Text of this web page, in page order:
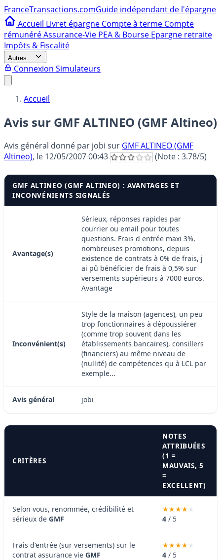
FranceTransactions.comGuide indépendant de l'épargne
Accueil Livret épargne Compte à terme Compte
rémunéréAssurance-Vie PEA & Bourse Epargne retraite
Impôts & Fiscalité
Autres...
Connexion Simulateurs
Accueil
Avis sur GMF ALTINEO (GMF Altineo)
Avis général donné par jobi sur GMF ALTINEO (GMF
Altineo), le 12/05/2007 00:43 (Note : 3.78/5)
GMF ALTINEO (GMF ALTINEO) : AVANTAGES ET
INCONVÉNIENTS SIGNALÉS
Avantage(s)
Sérieux, réponses rapides par
courrier ou email pour toutes
questions. Frais d entrée maxi 3%,
nombreuses promotions, depuis
existence de contrats à 0% de frais, j
ai pû bénéficier de frais à 0,5% sur
versements supérieurs à 7000 euros.
Avantage
Inconvénient(s)
Style de la maison (agences), un peu
trop fonctionnaires à dépoussiérer
(comme trop souvent dans les
établissements bancaires), consillers
(financiers) au même niveau de
(nullité) de compétences qu à LCL par
exemple...
Avis général jobi
CRITÈRES
NOTES
ATTRIBUÉES
(1 =
MAUVAIS, 5
=
EXCELLENT)
Selon vous, renommée, crédibilité et
sérieux de GMF 4 / 5
Frais d'entrée (sur versements) sur le
contrat assurance vie GMF 4 / 5